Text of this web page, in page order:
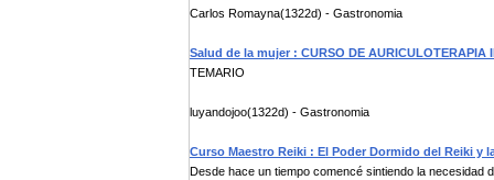
Carlos Romayna(1322d) - Gastronomia
Salud de la mujer : CURSO DE AURICULOTERAPIA
TEMARIO
luyandojoo(1322d) - Gastronomia
Curso Maestro Reiki : El Poder Dormido del Reiki y
Desde hace un tiempo comencé sintiendo la